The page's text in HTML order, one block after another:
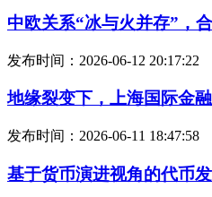
中欧关系“冰与火并存”，
发布时间：2026-06-12 20:17:22
地缘裂变下，上海国际金
发布时间：2026-06-11 18:47:58
基于货币演进视角的代币